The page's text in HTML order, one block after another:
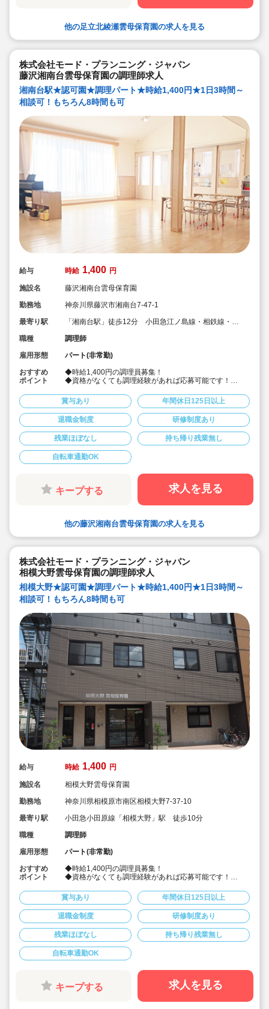
他の足立北綾瀬雲母保育園の求人を見る
株式会社モード・プランニング・ジャパン
藤沢湘南台雲母保育園の調理師求人
湘南台駅★認可園★調理パート★時給1,400円★1日3時間～
相談可！もちろん8時間も可
給与 時給 1,400 円
施設名
藤沢湘南台雲母保育園
勤務地
神奈川県藤沢市湘南台7-47-1
最寄り駅
「湘南台駅」徒歩12分 小田急江ノ島線・相鉄線・横
職種
調理師
雇用形態
パート(非常勤)
おすすめ
ポイント
◆時給1,400円の調理員募集！
◆資格がなくても調理経験があれば応募可能です！
献立にそって調理頂ける調理員の募集です！
◆雲母保育園は60名以下のコンパクトなサイズの園にな
りますので、食数も少なめです！
◆1日3時間の勤務から相談可能です！もちろん8時間の
勤務も相談可能！仕事もプライベートも両立出来ます。
◆残業なし！定時あがり！
◆日々の保育を大切に楽しくお仕事出来ます（行事準
備・書き物類軽減されています）
◆保育園での調理経験がある方大歓迎！病院や高齢者施
設での経験がある方も大歓迎です！
◆職員同士の協力を大切にしています！（先輩スタッフ
がサポートします！）
賞与あり 年間休日125日以上
退職金制度 研修制度あり
残業ほぼなし 持ち帰り残業無し
自転車通勤OK
キープする 求人を見る
他の藤沢湘南台雲母保育園の求人を見る
株式会社モード・プランニング・ジャパン
相模大野雲母保育園の調理師求人
相模大野★認可園★調理パート★時給1,400円★1日3時間～
相談可！もちろん8時間も可
給与 時給 1,400 円
施設名
相模大野雲母保育園
勤務地
神奈川県相模原市南区相模大野7-37-10
最寄り駅
小田急小田原線「相模大野」駅 徒歩10分
職種
調理師
雇用形態
パート(非常勤)
おすすめ
ポイント
◆時給1,400円の調理員募集！
◆資格がなくても調理経験があれば応募可能です！
献立にそって調理頂ける調理員の募集です！
◆雲母保育園は60名以下のコンパクトなサイズの園にな
りますので、食数も少なめです！
◆1日3時間の勤務から相談可能です！もちろん8時間の
勤務も相談可能！仕事もプライベートも両立出来ます。
◆残業なし！定時あがり！
◆日々の保育を大切に楽しくお仕事出来ます（行事準
備・書き物類軽減されています）
◆保育園での調理経験がある方大歓迎！病院や高齢者施
設での経験がある方も大歓迎です！
◆職員同士の協力を大切にしています！（先輩スタッフ
がサポートします！）
賞与あり 年間休日125日以上
退職金制度 研修制度あり
残業ほぼなし 持ち帰り残業無し
自転車通勤OK
キープする 求人を見る